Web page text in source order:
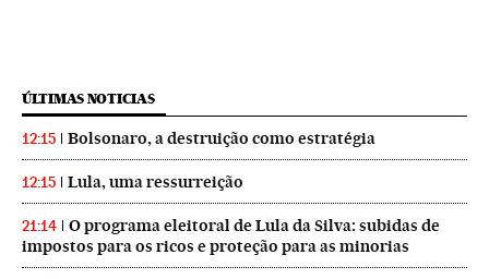
ÚLTIMAS NOTICIAS
12:15 Bolsonaro, a destruição como estratégia
12:15 Lula, uma ressurreição
21:14
O programa eleitoral de Lula da Silva: subidas de
impostos para os ricos e proteção para as minorias